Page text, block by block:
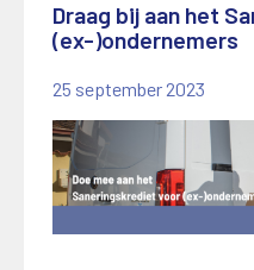
Draag bij aan het
(ex-)ondernemers
25 september 2023